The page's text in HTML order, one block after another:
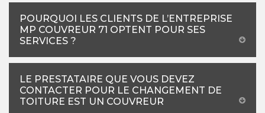
POURQUOI LES CLIENTS DE L’ENTREPRISE
MP COUVREUR 71 OPTENT POUR SES
SERVICES ?
LE PRESTATAIRE QUE VOUS DEVEZ
CONTACTER POUR LE CHANGEMENT DE
TOITURE EST UN COUVREUR